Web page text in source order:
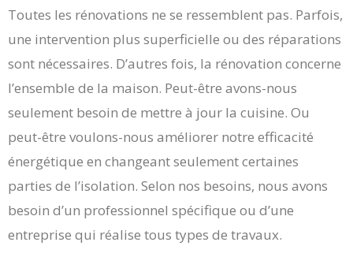
Toutes les rénovations ne se ressemblent pas. Parfois,
une intervention plus superficielle ou des réparations
sont nécessaires. D’autres fois, la rénovation concerne
l’ensemble de la maison. Peut-être avons-nous
seulement besoin de mettre à jour la cuisine. Ou
peut-être voulons-nous améliorer notre efficacité
énergétique en changeant seulement certaines
parties de l’isolation. Selon nos besoins, nous avons
besoin d’un professionnel spécifique ou d’une
entreprise qui réalise tous types de travaux.